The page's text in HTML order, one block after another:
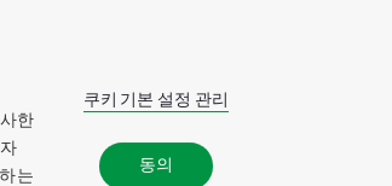
한
는
쿠키 기본 설정 관리
동의